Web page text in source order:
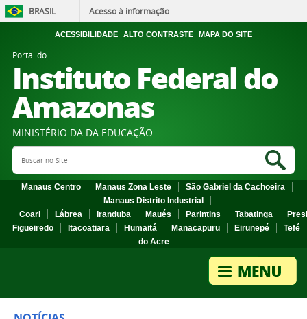
BRASIL Acesso à informação
ACESSIBILIDADE ALTO CONTRASTE MAPA DO SITE
Portal do
Instituto Federal do
Amazonas
MINISTÉRIO DA DA EDUCAÇÃO
Search Site
Manaus Centro Manaus Zona Leste
São Gabriel da Cachoeira
Manaus Distrito Industrial
Coari
Lábrea Iranduba Maués Parintins Tabatinga
Figueiredo
Itacoatiara Humaitá Manacapuru Eirunepé
Tefé
do Acre